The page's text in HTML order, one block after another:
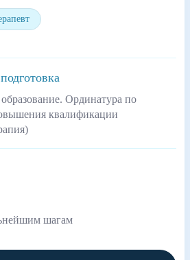
Ординатура по
квалификации
шагам